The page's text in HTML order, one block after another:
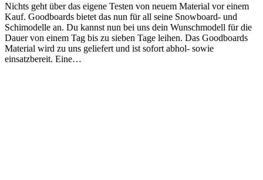
Nichts geht über das eigene Testen von neuem Material vor einem
Kauf. Goodboards bietet das nun für all seine Snowboard- und
Schimodelle an. Du kannst nun bei uns dein Wunschmodell für die
Dauer von einem Tag bis zu sieben Tage leihen. Das Goodboards
Material wird zu uns geliefert und ist sofort abhol- sowie
einsatzbereit. Eine…